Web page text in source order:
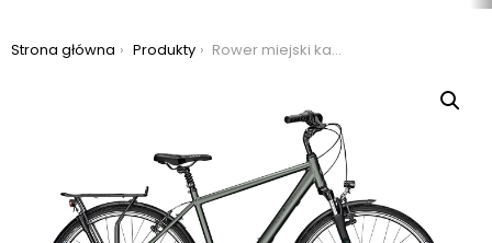
Jesteś tutaj:
Strona główna Produkty Rower miejski kalkhoff agattu 8r man coasterbrake 2019